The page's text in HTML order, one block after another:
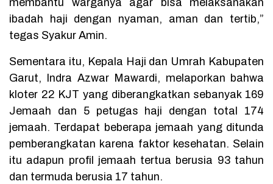
membantu warganya agar bisa melaksanakan
ibadah haji dengan nyaman, aman dan tertib,”
tegas Syakur Amin.
Sementara itu, Kepala Haji dan Umrah Kabupaten
Garut, Indra Azwar Mawardi, melaporkan bahwa
kloter 22 KJT yang diberangkatkan sebanyak 169
Jemaah dan 5 petugas haji dengan total 174
jemaah. Terdapat beberapa jemaah yang ditunda
pemberangkatan karena faktor kesehatan. Selain
itu adapun profil jemaah tertua berusia 93 tahun
dan termuda berusia 17 tahun.